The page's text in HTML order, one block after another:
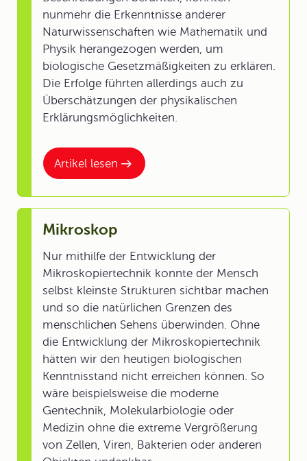
Artikel lesen
nunmehr die Erkenntnisse anderer
Naturwissenschaften wie Mathematik und
Physik herangezogen werden, um
biologische Gesetzmäßigkeiten zu erklären.
Die Erfolge führten allerdings auch zu
Überschätzungen der physikalischen
Erklärungsmöglichkeiten.
Mikroskop
Nur mithilfe der Entwicklung der
Mikroskopiertechnik konnte der Mensch
selbst kleinste Strukturen sichtbar machen
und so die natürlichen Grenzen des
menschlichen Sehens überwinden. Ohne
die Entwicklung der Mikroskopiertechnik
hätten wir den heutigen biologischen
Kenntnisstand nicht erreichen können. So
wäre beispielsweise die moderne
Gentechnik, Molekularbiologie oder
Medizin ohne die extreme Vergrößerung
von Zellen, Viren, Bakterien oder anderen